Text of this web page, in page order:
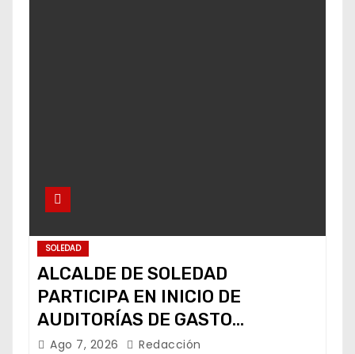
SOLEDAD
ALCALDE DE SOLEDAD
PARTICIPA EN INICIO DE
AUDITORÍAS DE GASTO
FEDERALIZADO
Ago 7, 2026 Redacción